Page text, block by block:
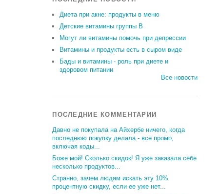
Диета при акне: продукты в меню
Детские витамины группы В
Могут ли витамины помочь при депрессии
Витамины и продукты есть в сыром виде
Бады и витамины - роль при диете и
здоровом питании
Все новости
ПОСЛЕДНИЕ КОММЕНТАРИИ
Давно не покупала на Айхербе ничего, когда
последнюю покупку делала - все промо,
включая коды...
Боже мой! Сколько скидок! Я уже заказала себе
несколько продуктов...
Странно, зачем людям искать эту 10%
процентную скидку, если ее уже нет...